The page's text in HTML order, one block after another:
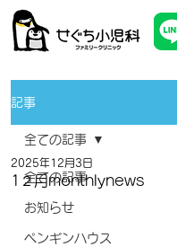
記事
全ての記事
お知らせ
ペンギンハウス
全ての記事
1２月monthlynews
2025年12月3日